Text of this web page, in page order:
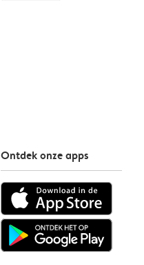
Ontdek onze apps